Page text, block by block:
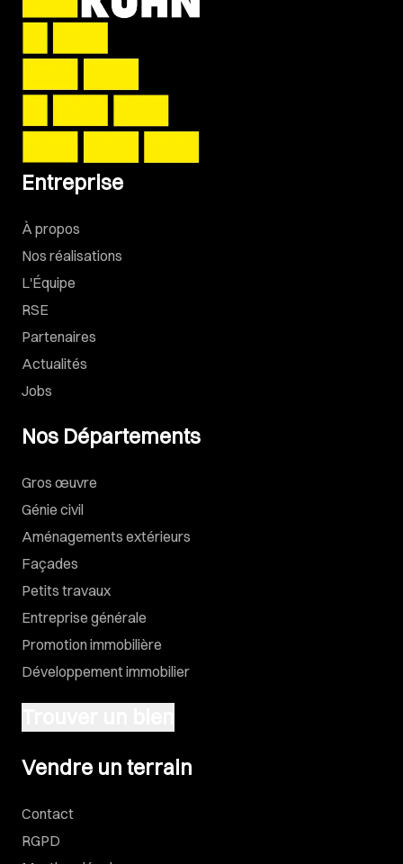
Entreprise
À propos
Nos réalisations
L'Équipe
RSE
Partenaires
Actualités
Jobs
Nos Départements
Gros œuvre
Génie civil
Aménagements extérieurs
Façades
Petits travaux
Entreprise générale
Promotion immobilière
Développement immobilier
Vendre un terrain
Contact
RGPD